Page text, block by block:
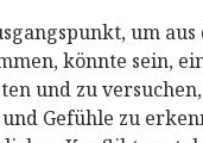
um
könnte sein,
und zu
Gefühle zu